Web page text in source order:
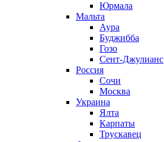
Юрмала
Мальта
Аура
Буджибба
Гозо
Сент-Джулианс
Россия
Сочи
Москва
Украина
Ялта
Карпаты
Трускавец